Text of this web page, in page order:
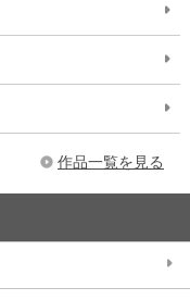
作品一覧を見る